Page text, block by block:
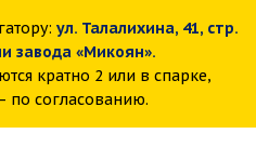
ул. Талалихина, 41, стр.
завода «Микоян».
кратно 2 или в спарке,
по согласованию.